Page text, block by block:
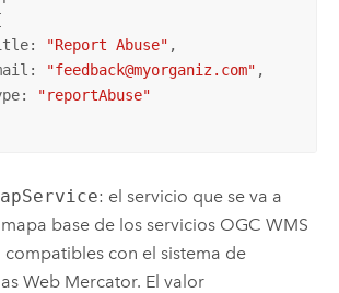
"Report Abuse" ,
"feedback@myorganiz.com" ,
"reportAbuse"
: el servicio que se va a
base de los servicios OGC WMS
compatibles con el sistema de
Web Mercator. El valor